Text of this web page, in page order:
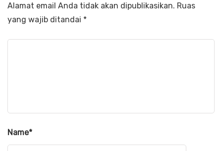
Alamat email Anda tidak akan dipublikasikan. Ruas
yang wajib ditandai *
Name*